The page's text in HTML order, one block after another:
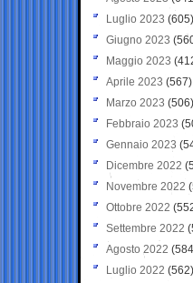
Luglio 2023 (605)
Giugno 2023
Maggio 2023
Aprile 2023 (567)
Marzo 2023 (506)
Febbraio 2023
Gennaio 2023
Dicembre 2022
Novembre 2022
Ottobre 2022
Settembre 2022
Agosto 2022
Luglio 2022 (562)